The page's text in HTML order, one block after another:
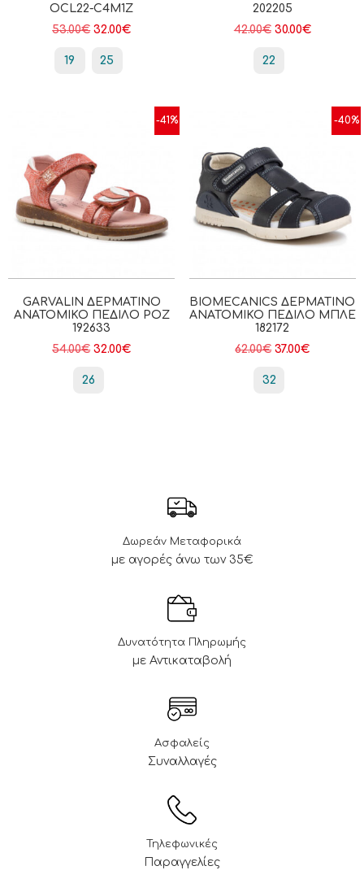
OCL22-C4M1Z
53.00€ 32.00€
19 25
202205
42.00€ 30.00€
22
-41%
GARVALIN ΔΕΡΜΆΤΙΝΟ
ΑΝΑΤΟΜΙΚΌ ΠΈΔΙΛΟ ΡΟΖ
192633
54.00€ 32.00€
26
-40%
BIOMECANICS ΔΕΡΜΆΤΙΝΟ
ΑΝΑΤΟΜΙΚΌ ΠΈΔΙΛΟ ΜΠΛΈ
182172
62.00€ 37.00€
32
Δωρεάν Μεταφορικά
με αγορές άνω των 35€
Δυνατότητα Πληρωμής
με Αντικαταβολή
Ασφαλείς
Συναλλαγές
Τηλεφωνικές
Παραγγελίες